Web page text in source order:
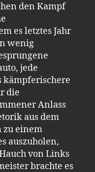
den Kampf
es letztes Jahr
wenig
jede
kämpferischere
die
Anlass
aus dem
zu einem
auszuholen,
von Links
brachte es